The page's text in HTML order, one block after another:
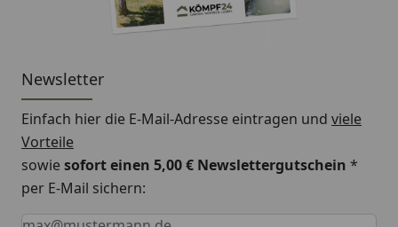
Newsletter
Einfach hier die E-Mail-Adresse eintragen und viele
Vorteile
sowiesofort einen 5,00 € Newslettergutschein *
per E-Mail sichern:
Keine Eingabe erforderlich
Eingabe erforderlich
E-Mail *